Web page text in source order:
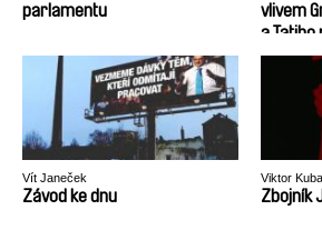
parlamentu
vlivem
a Tatiho
aneb
Vít Janeček
Závod ke dnu
Viktor
Zbojník